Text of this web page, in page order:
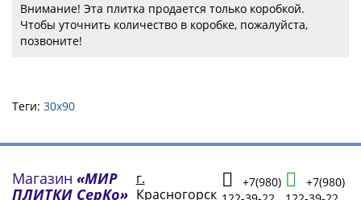
Внимание! Эта плитка продается только коробкой.
Чтобы уточнить количество в коробке, пожалуйста,
позвоните!
Теги: 30х90
Магазин «МИР
ПЛИТКИ СерКо»
г.
Красногорск
+7(980)
+7(980)